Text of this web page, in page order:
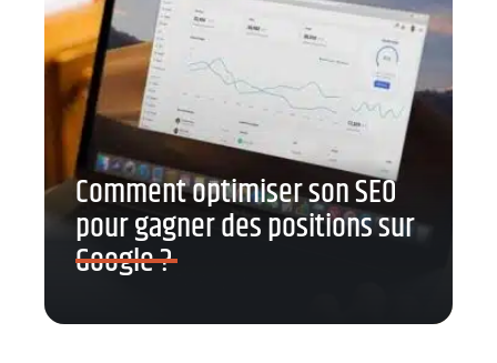
Comment optimiser son SEO
pour gagner des positions sur
Google ?